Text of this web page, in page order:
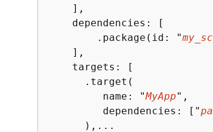
    ],
    dependencies: [
        .package(id: "
    ],
    targets: [
      .target(
         name: "
MyApp",
         dependencies: ["
      ),...